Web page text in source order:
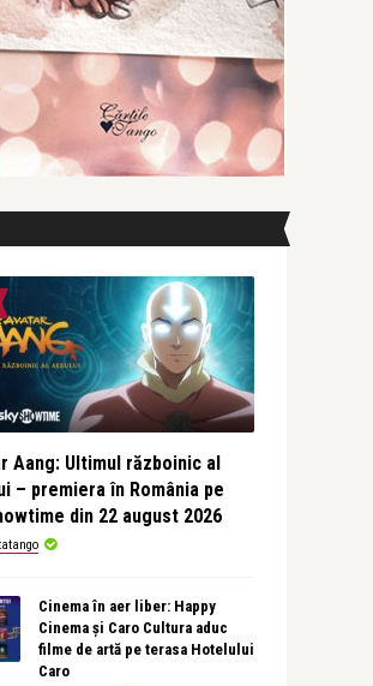
Aang: Ultimul războinic al
– premiera în România pe
din 22 august 2026
Cinema în aer liber: Happy
Cinema și Caro Cultura aduc
filme de artă pe terasa Hotelului
Caro